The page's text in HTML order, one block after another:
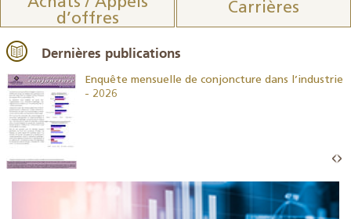
d’offres
Carrières
Dernières publications
Enquête mensuelle de conjoncture dans l’industrie
- 2026